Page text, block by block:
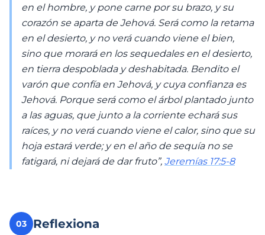
en el hombre, y pone carne por su brazo, y su
corazón se aparta de Jehová. Será como la retama
en el desierto, y no verá cuando viene el bien,
sino que morará en los sequedales en el desierto,
en tierra despoblada y deshabitada. Bendito el
varón que confía en Jehová, y cuya confianza es
Jehová. Porque será como el árbol plantado junto
a las aguas, que junto a la corriente echará sus
raíces, y no verá cuando viene el calor, sino que su
hoja estará verde; y en el año de sequía no se
fatigará, ni dejará de dar fruto”, Jeremías 17:5-8
03 Reflexiona